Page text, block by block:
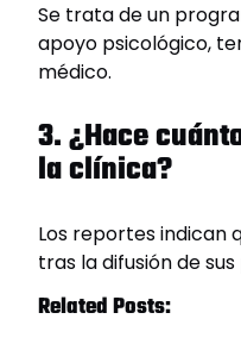
Se trata de un
apoyo psicológico,
médico.
3. ¿Hace
la clínica?
Los reportes indican
tras la difusión de
Related Posts: